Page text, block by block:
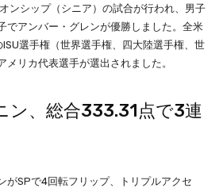
ンシップ（シニア）の試合が行われ、男子
でアンバー・グレンが優勝しました。全米
選手権（世界選手権、四大陸選手権、世
リカ代表選手が選出されました。
ン、総合333.31点で3連
がSPで4回転フリップ、トリプルアクセ